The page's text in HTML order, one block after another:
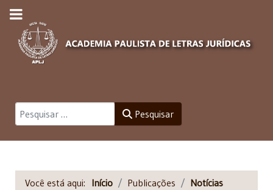
Pesquisar Pesquisar
Você está aqui: Início Publicações
Notícias